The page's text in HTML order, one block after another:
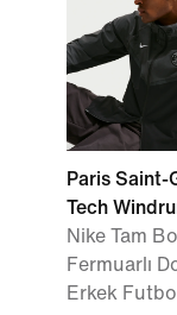
Paris Saint-
Tech
Nike Tam
Fermuarlı
Erkek